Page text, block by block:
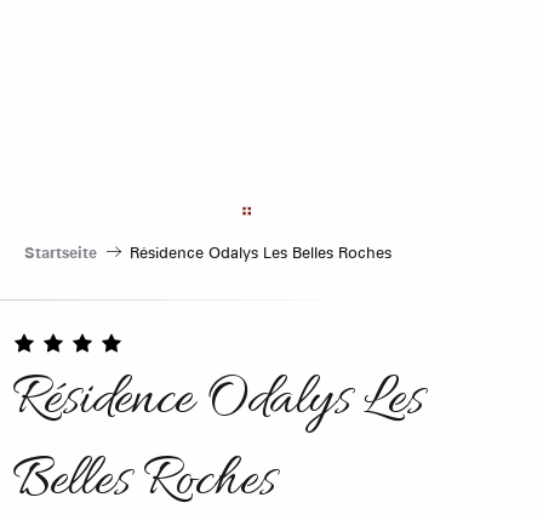
Startseite Résidence Odalys Les Belles Roches
Résidence Odalys Les
Belles Roches